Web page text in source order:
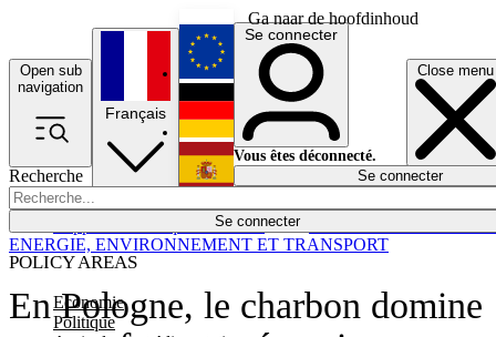
Ga naar de hoofdinhoud
Open sub
navigation
Close menu
Recherche
Se connecter
POLICY AREAS
Economie
Politique
Économie
Français
English
Deutsch
Español
Se connecter
Vous êtes déconnecté.
Se connecter
En Pologne, le charbon domine
ENERGIE, ENVIRONNEMENT ET TRANSPORT